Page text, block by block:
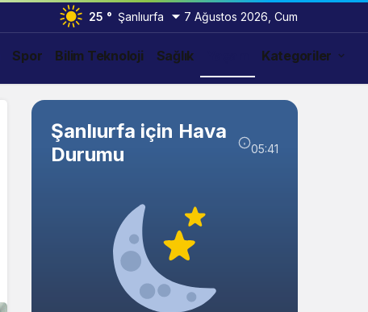
25 ° Şanlıurfa 7 Ağustos 2026, Cum
Spor Bilim Teknoloji Sağlık Kategoriler
Şanlıurfa için Hava
Durumu
05:41